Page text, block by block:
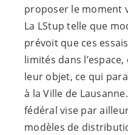
proposer le moment
La LStup telle que
prévoit que ces
limités dans
leur objet, ce qui
à la Ville de
fédéral vise par
modèles de